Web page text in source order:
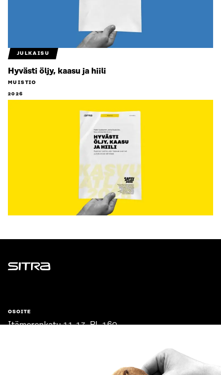
JULKAISU
Hyvästi öljy, kaasu ja hiili
MUISTIO
2026
Sitra
OSOITE
Itämerenkatu 11-13, PL 160,